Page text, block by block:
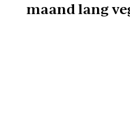
maand lang